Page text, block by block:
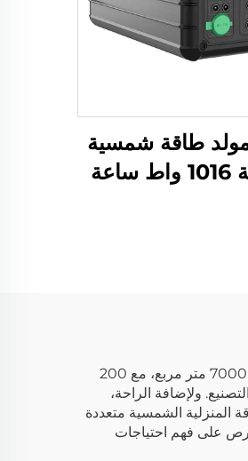
طاقة شمسية
محمولة 1016 واط ساعة
شنتشن جولدن فيوتشر إنيرجي المحدودة متحمسة لإنتاج وتطوير محطات الطاقة المنزلية الشمسية عالية الجودة. وهي مجهزة بمرافق إنتاج حديثة تزيد عن 7000 متر مربع، مع 200
في التصنيع. ولإضافة الراحة،
المنزلية الشمسية متعددة
على فهم احتياجات